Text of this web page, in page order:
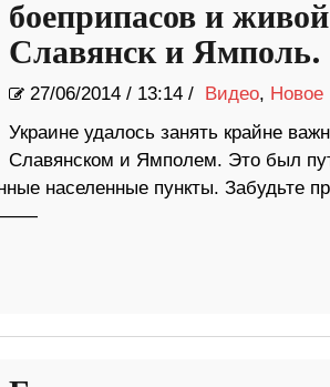
боеприпасов и
Славянск и Ямполь.
27/06/2014/ 13:14 / Видео, Новое
Украине удалось занять крайне
Славянском и Ямполем. Это был
населенные пункты. Забудьте